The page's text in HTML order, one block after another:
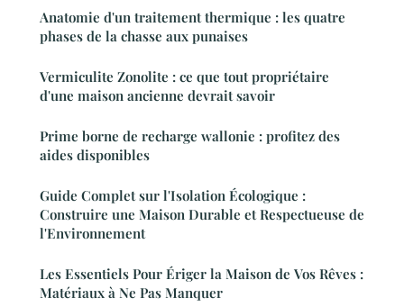
Anatomie d'un traitement thermique : les quatre
phases de la chasse aux punaises
Vermiculite Zonolite : ce que tout propriétaire
d'une maison ancienne devrait savoir
Prime borne de recharge wallonie : profitez des
aides disponibles
Guide Complet sur l'Isolation Écologique :
Construire une Maison Durable et Respectueuse de
l'Environnement
Les Essentiels Pour Ériger la Maison de Vos Rêves :
Matériaux à Ne Pas Manquer